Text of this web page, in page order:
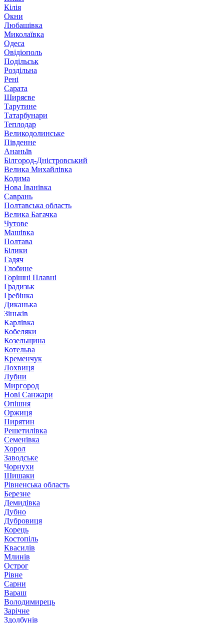
Кілія
Окни
Любашівка
Миколаївка
Одеса
Овідіополь
Подільськ
Роздільна
Рені
Сарата
Ширяєве
Тарутине
Татарбунари
Теплодар
Великодолинське
Південне
Ананьїв
Білгород-Дністровський
Велика Михайлівка
Кодима
Нова Іванівка
Саврань
Полтавська область
Велика Багачка
Чутове
Машівка
Полтава
Білики
Гадяч
Глобине
Горішні Плавні
Градизьк
Гребінка
Диканька
Зіньків
Карлівка
Кобеляки
Козельщина
Котельва
Кременчук
Лохвиця
Лубни
Миргород
Нові Санжари
Опішня
Оржиця
Пирятин
Решетилівка
Семенівка
Хорол
Заводське
Чорнухи
Шишаки
Рівненська область
Березне
Демидівка
Дубно
Дубровиця
Корець
Костопіль
Квасилів
Млинів
Острог
Рівне
Сарни
Вараш
Володимирець
Зарічне
Здолбунів